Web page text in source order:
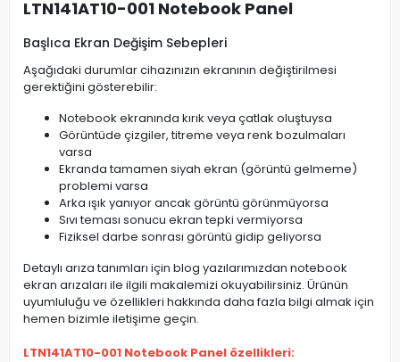
LTN141AT10-001 Notebook Panel
Başlıca Ekran Değişim Sebepleri
Aşağıdaki durumlar cihazınızın ekranının değiştirilmesi
gerektiğini gösterebilir:
Notebook ekranında kırık veya çatlak oluştuysa
Görüntüde çizgiler, titreme veya renk bozulmaları
varsa
Ekranda tamamen siyah ekran (görüntü gelmeme)
problemi varsa
Arka ışık yanıyor ancak görüntü görünmüyorsa
Sıvı teması sonucu ekran tepki vermiyorsa
Fiziksel darbe sonrası görüntü gidip geliyorsa
Detaylı arıza tanımları için blog yazılarımızdan notebook
ekran arızaları ile ilgili makalemizi okuyabilirsiniz. Ürünün
uyumluluğu ve özellikleri hakkında daha fazla bilgi almak için
hemen bizimle iletişime geçin.
LTN141AT10-001 Notebook Panel özellikleri: